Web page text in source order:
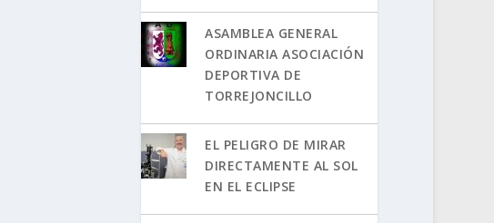
ASAMBLEA GENERAL
ORDINARIA ASOCIACIÓN
DEPORTIVA DE
TORREJONCILLO
EL PELIGRO DE MIRAR
DIRECTAMENTE AL SOL
EN EL ECLIPSE